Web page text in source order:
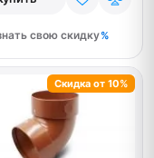
свою скидку
Скидка от 10%